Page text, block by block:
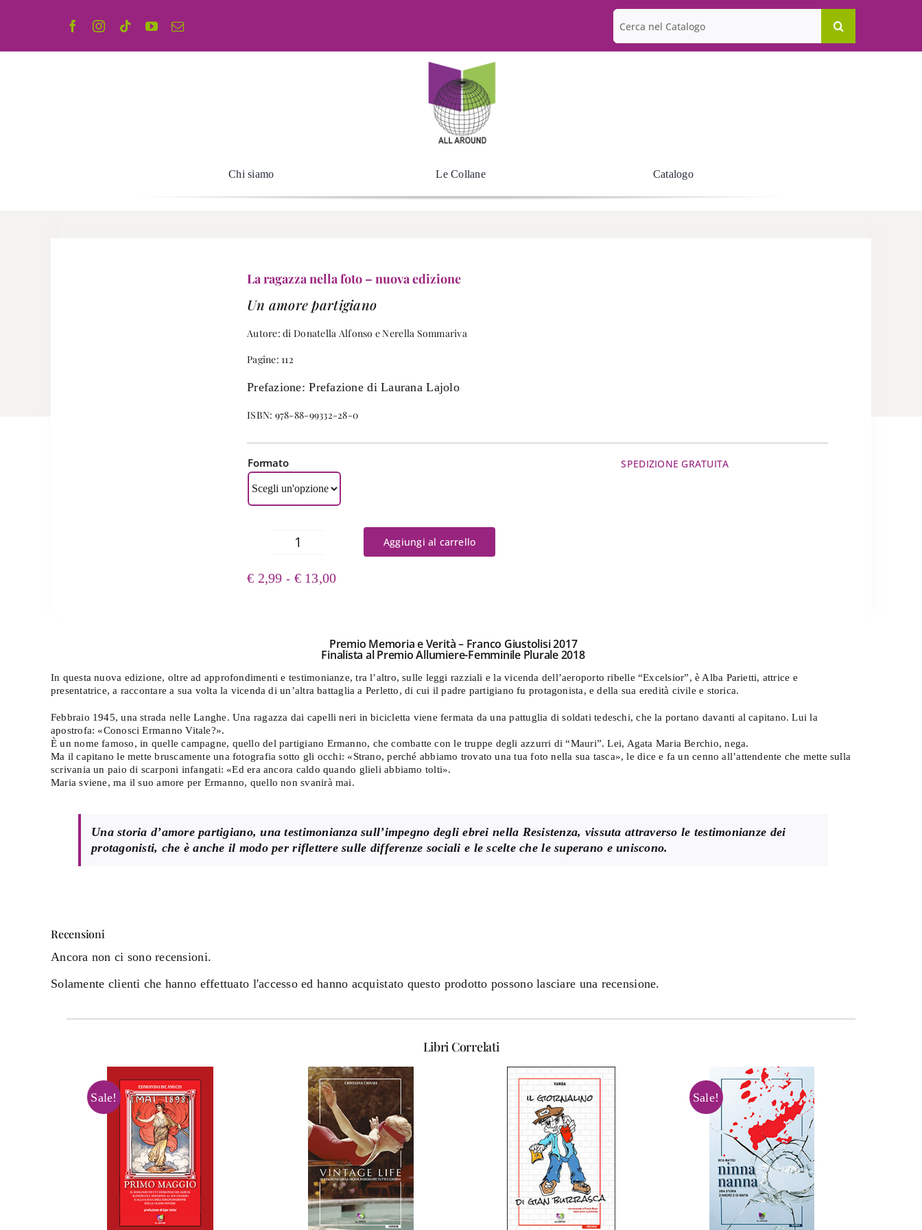
Cerca
per:
Chi siamo Le Collane Catalogo
La ragazza nella foto – nuova edizione
Un amore partigiano
Autore: di Donatella Alfonso e Nerella Sommariva
Pagine: 112
Prefazione: Prefazione di Laurana Lajolo
ISBN: 978-88-99332-28-0
Formato
La
nella
edizione
quantità
Aggiungi al carrello
€ 2,99 - €13,00Fascia
a
€ 13,00
SPEDIZIONE GRATUITA
Premio Memoria e Verità – Franco Giustolisi 2017
Finalista al Premio Allumiere-Femminile Plurale 2018
In questa nuova edizione, oltre ad approfondimenti e testimonianze, tra l’altro, sulle leggi razziali e la vicenda dell’aeroporto ribelle “Excelsior”, è Alba Parietti, attrice e
presentatrice, a raccontare a sua volta la vicenda di un’altra battaglia a Perletto, di cui il padre partigiano fu protagonista, e della sua eredità civile e storica.
Febbraio 1945, una strada nelle Langhe. Una ragazza dai capelli neri in bicicletta viene fermata da una pattuglia di soldati tedeschi, che la portano davanti al capitano. Lui la
apostrofa: «Conosci Ermanno Vitale?».
È un nome famoso, in quelle campagne, quello del partigiano Ermanno, che combatte con le truppe degli azzurri di “Mauri”. Lei, Agata Maria Berchio, nega.
Ma il capitano le mette bruscamente una fotografia sotto gli occhi: «Strano, perché abbiamo trovato una tua foto nella sua tasca», le dice e fa un cenno all’attendente che mette sulla
scrivania un paio di scarponi infangati: «Ed era ancora caldo quando glieli abbiamo tolti».
Maria sviene, ma il suo amore per Ermanno, quello non svanirà mai.
Una storia d’amore partigiano, una testimonianza sull’impegno degli ebrei nella Resistenza, vissuta attraverso le testimonianze dei
protagonisti, che è anche il modo per riflettere sulle differenze sociali e le scelte che le superano e uniscono.
Recensioni
Ancora non ci sono recensioni.
Solamente clienti che hanno effettuato l'accesso ed hanno acquistato questo prodotto possono lasciare una recensione.
Libri Correlati
Sale! Sale!